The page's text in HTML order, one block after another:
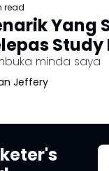
read
Yang
Study
minda saya
Jeffery